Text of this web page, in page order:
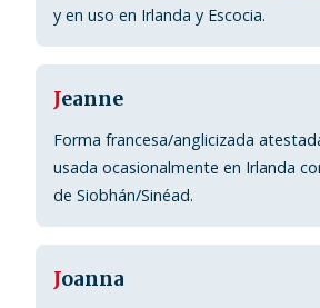
y en uso en Irlanda y Escocia.
Jeanne
Forma francesa/anglicizada
usada ocasionalmente en Irlanda
de Siobhán/Sinéad.
Joanna